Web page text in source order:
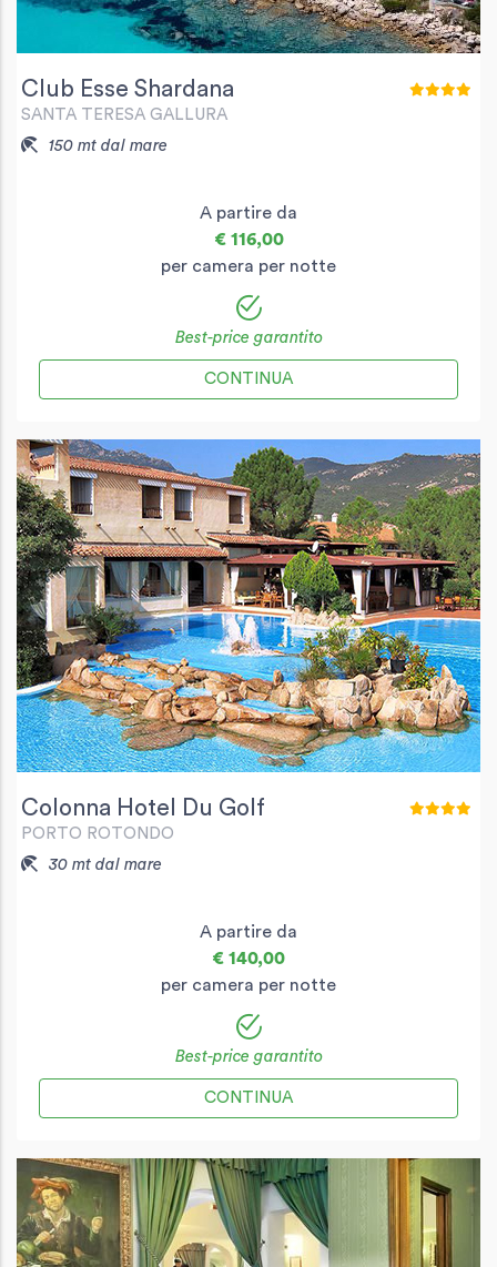
Club Esse Shardana
SANTA TERESA GALLURA
150 mt dal mare
A partire da
€ 116,00
per camera per notte
Best-price garantito
CONTINUA
Colonna Hotel Du Golf
PORTO ROTONDO
30 mt dal mare
A partire da
€ 140,00
per camera per notte
Best-price garantito
CONTINUA